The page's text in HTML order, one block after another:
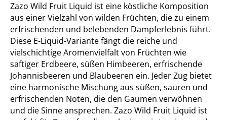
Zazo Wild Fruit Liquid ist eine köstliche Komposition
aus einer Vielzahl von wilden Früchten, die zu einem
erfrischenden und belebenden Dampferlebnis führt.
Diese E-Liquid-Variante fängt die reiche und
vielschichtige Aromenvielfalt von Früchten wie
saftiger Erdbeere, süßen Himbeeren, erfrischende
Johannisbeeren und Blaubeeren ein. Jeder Zug bietet
eine harmonische Mischung aus süßen, sauren und
erfrischenden Noten, die den Gaumen verwöhnen
und die Sinne ansprechen. Zazo Wild Fruit Liquid ist